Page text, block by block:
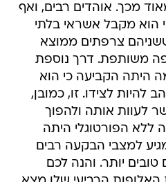
מכך. אוהדים רבים, ואף
הוא מקבל אשראי בלתי
צרפתים ממוצא
משותפת. דרך נוספת
היתה הקביעה כי הוא
להיות לצידו. זו, כמובן,
לעוות אותה ולהפוך
ללא הפורטוגלי היתה
למצבי הבקעה רבים
טובים יותר. והנה לכם